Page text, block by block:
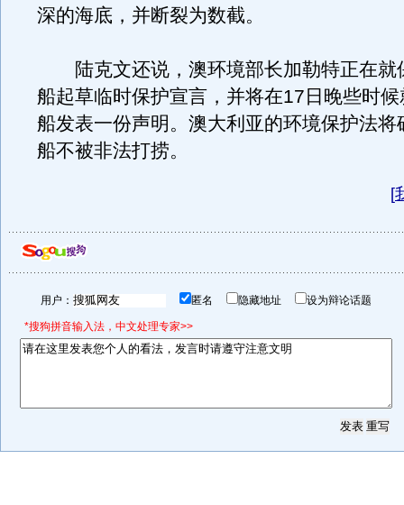
深的海底，并断裂为数截。
陆克文还说，澳环境部长加勒特正在就
船起草临时保护宣言，并将在17日晚些时
船发表一份声明。澳大利亚的环境保护法将
船不被非法打捞。
[
用户： 匿名 隐藏地址 设为辩论话题
*搜狗拼音输入法，中文处理专家>>